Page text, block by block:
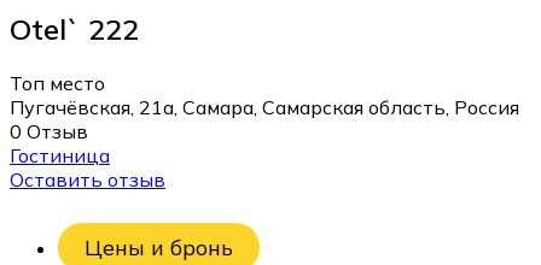
Otel` 222
Топ место
Пугачёвская, 21а, Самара, Самарская область, Россия
0 Отзыв
Гостиница
Оставить отзыв
Цены и бронь